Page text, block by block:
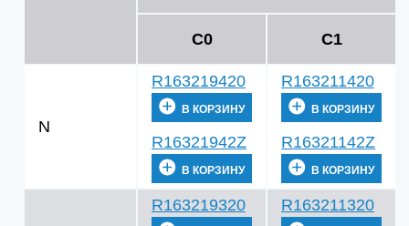
C0 C1
N
R163219420
В КОРЗИНУ
R16321942Z
В КОРЗИНУ
R163211420
В КОРЗИНУ
R16321142Z
В КОРЗИНУ
R163219320 R163211320